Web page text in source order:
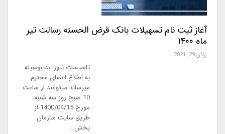
آغاز ثبت نام تسهیلات بانک قرض الحسنه رسالت تیر
ماه ۱۴۰۰
ژوئن 29, 2021
تاسیسات نیوز: بدینوسیله
به اطلاع اعضای محترم
میرساند میتوانند از ساعت
10 صبح روز سه شنبه
مورخ 1400/04/15 از
طریق سایت سازمان
بخش…